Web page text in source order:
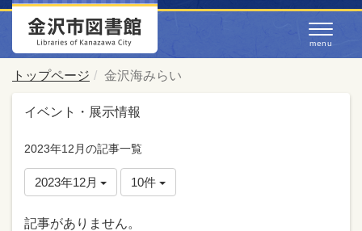
トップページ 金沢海みらい
イベント・展示情報
2023年12月の記事一覧
2023年12月 10件
記事がありません。